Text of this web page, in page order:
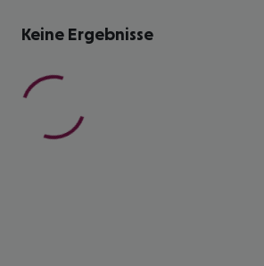
Keine Ergebnisse